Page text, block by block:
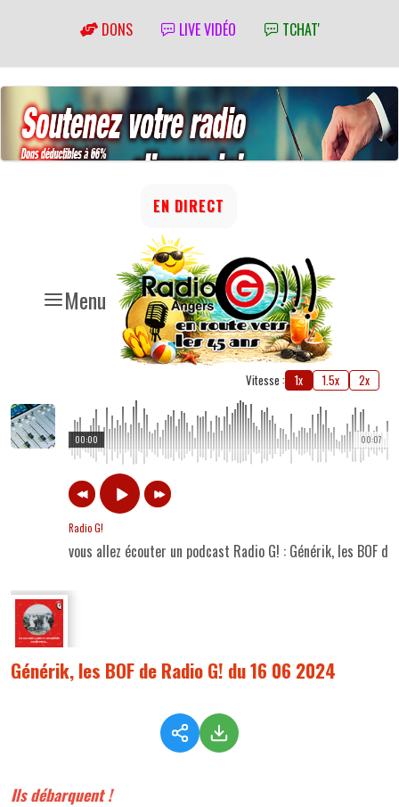
DONS LIVE VIDÉO TCHAT'
Menu
EN DIRECT
Vitesse : 1x 1.5x 2x
00:07
00:00
Radio G!
vous allez écouter un podcast Radio G! : Générik, les BOF
Générik, les BOF de Radio G! du 16 06 2024
Ils débarquent !